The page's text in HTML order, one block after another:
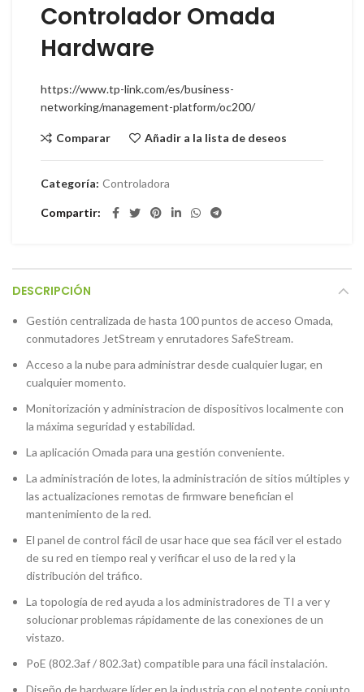
Controlador Omada
Hardware
https://www.tp-link.com/es/business-
networking/management-platform/oc200/
Comparar Añadir a la lista de deseos
Categoría: Controladora
Compartir
DESCRIPCIÓN
Gestión centralizada de hasta 100 puntos de acceso Omada,
conmutadores JetStream y enrutadores SafeStream.
Acceso a la nube para administrar desde cualquier lugar, en
cualquier momento.
Monitorización y administracion de dispositivos localmente con
la máxima seguridad y estabilidad.
La aplicación Omada para una gestión conveniente.
La administración de lotes, la administración de sitios múltiples y
las actualizaciones remotas de firmware benefician el
mantenimiento de la red.
El panel de control fácil de usar hace que sea fácil ver el estado
de su red en tiempo real y verificar el uso de la red y la
distribución del tráfico.
La topología de red ayuda a los administradores de TI a ver y
solucionar problemas rápidamente de las conexiones de un
vistazo.
PoE (802.3af / 802.3at) compatible para una fácil instalación.
Diseño de hardware líder en la industria con el potente conjunto
Instagram
Facebook